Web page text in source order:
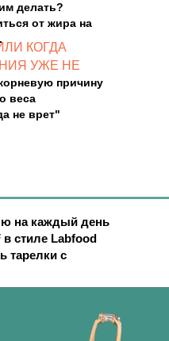
на каждый день
стиле Labfood
тарелки с
причину
веса
не врет"
делать?
от жира на
КОГДА
УЖЕ НЕ